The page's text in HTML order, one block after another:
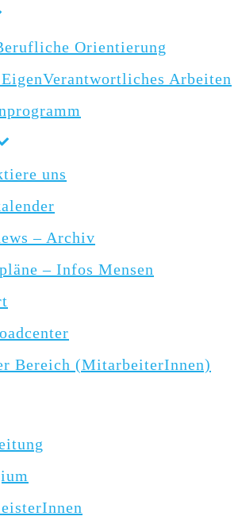
Orientierung
Arbeiten
uns
– Archiv
– Infos Mensen
Bereich (MitarbeiterInnen)